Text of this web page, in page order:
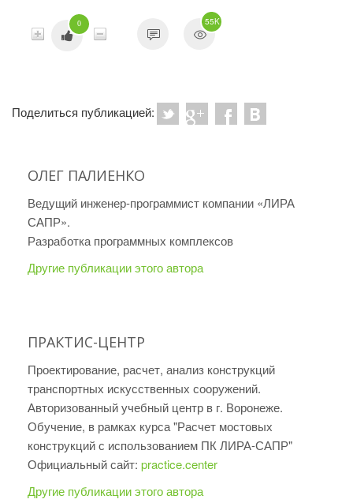
0 55K
Поделиться публикацией:
ОЛЕГ ПАЛИЕНКО
Ведущий инженер-программист компании «ЛИРА
САПР».
Разработка программных комплексов
Другие публикации этого автора
ПРАКТИС-ЦЕНТР
Проектирование, расчет, анализ конструкций
транспортных искусственных сооружений.
Авторизованный учебный центр в г. Воронеже.
Обучение, в рамках курса "Расчет мостовых
конструкций с использованием ПК ЛИРА-САПР"
Официальный сайт: practice.center
Другие публикации этого автора